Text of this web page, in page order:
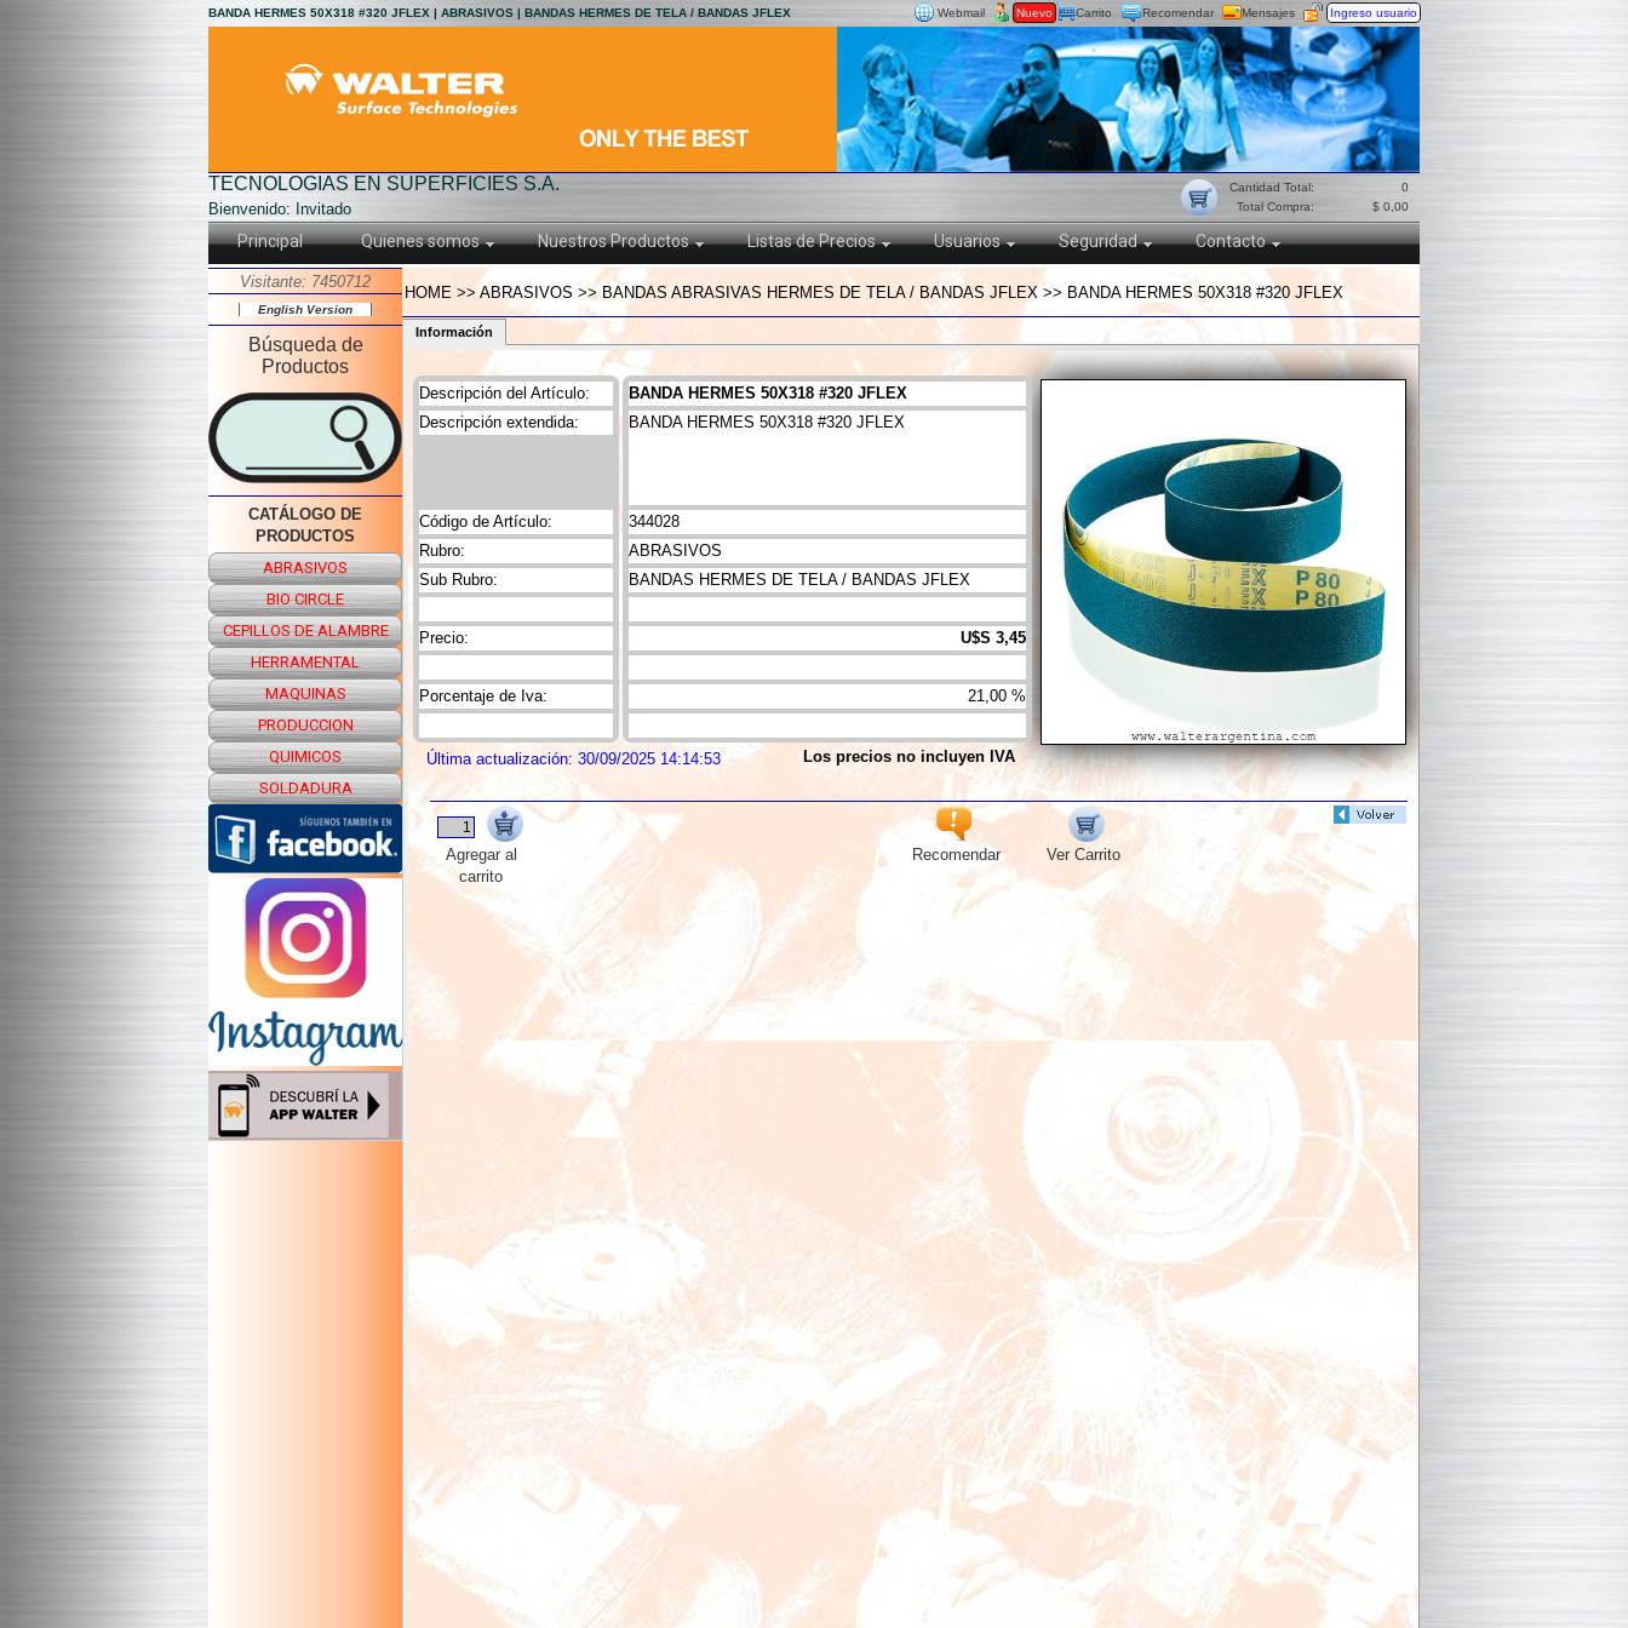
BANDA HERMES 50X318 #320 JFLEX | ABRASIVOS | BANDAS HERMES DE TELA / BANDAS JFLEX Mensajes
Recomendar
Nuevo Ingreso usuario
Carrito
Webmail
0
$ 0,00
Cantidad Total:
Total Compra:
TECNOLOGIAS EN SUPERFICIES S.A.
Bienvenido: Invitado
Principal Quienes somos Nuestros Productos Listas de Precios Usuarios Seguridad Contacto
Visitante: 7450712
English Version
Búsqueda de
Productos
CATÁLOGO DE
PRODUCTOS
ABRASIVOS
BIO CIRCLE
CEPILLOS DE ALAMBRE
HERRAMENTAL
MAQUINAS
PRODUCCION
QUIMICOS
SOLDADURA
HOME >> ABRASIVOS >> BANDAS ABRASIVAS HERMES DE TELA / BANDAS JFLEX >> BANDA HERMES 50X318 #320 JFLEX
Información
Descripción del Artículo:
Código de Artículo:
Rubro:
Sub Rubro:
Precio:
Descripción extendida:
Porcentaje de Iva:
BANDA HERMES 50X318 #320 JFLEX
344028
ABRASIVOS
BANDAS HERMES DE TELA / BANDAS JFLEX
U$S 3,45
BANDA HERMES 50X318 #320 JFLEX
21,00 %
Los precios no incluyen IVA
Última actualización: 30/09/2025 14:14:53
Recomendar Ver Carrito
Agregar al
carrito